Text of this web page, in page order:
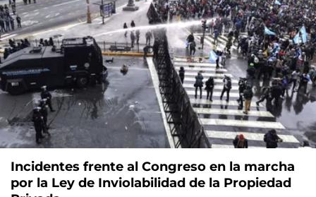
Incidentes frente al Congreso en la marcha
por la Ley de Inviolabilidad de la Propiedad